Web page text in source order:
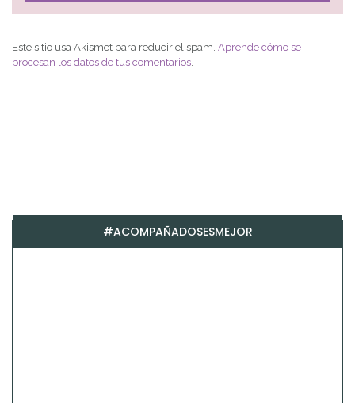
Este sitio usa Akismet para reducir el spam. Aprende cómo se
procesan los datos de tus comentarios.
#ACOMPAÑADOSESMEJOR